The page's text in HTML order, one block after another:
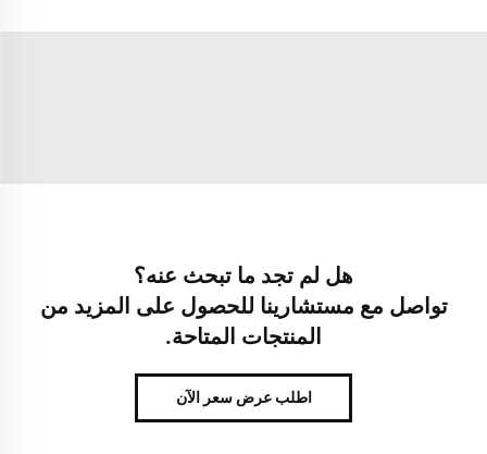
هل لم تجد ما تبحث عنه؟
تواصل مع مستشارينا للحصول على المزيد من
المنتجات المتاحة.
اطلب عرض سعر الآن